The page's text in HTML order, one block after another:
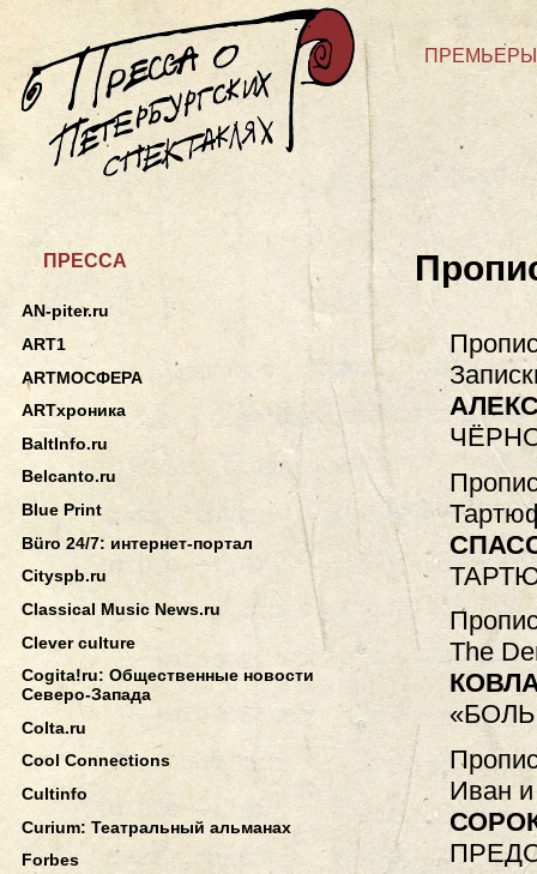
ПРЕМЬЕРЫ
The
Иван и
ПРЕССА
AN-piter.ru
ART1
ARTМОСФЕРА
ARTхроника
BaltInfo.ru
Belcanto.ru
Blue Print
Büro 24/7: интернет-портал
Cityspb.ru
Classical Music News.ru
Clever culture
Cogita!ru: Общественные новости
Северо-Запада
Colta.ru
Cool Connections
Cultinfo
Curium: Театральный альманах
Forbes